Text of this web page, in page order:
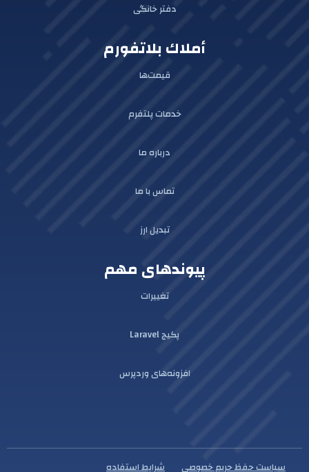
دفتر خانگی
أملاك بلاتفورم
قیمت‌ها
خدمات پلتفرم
درباره ما
تماس با ما
تبدیل ارز
پیوندهای مهم
تغییرات
پکیج Laravel
افزونه‌های وردپرس
سیاست حفظ حریم خصوصی شرایط استفاده